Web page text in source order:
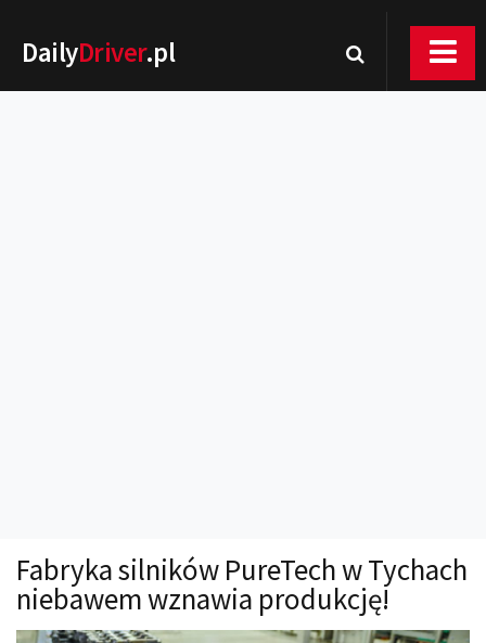
DailyDriver.pl
Technika jazdy
Oświetlenie
Fabryka silników PureTech w Tychach
niebawem wznawia produkcję!